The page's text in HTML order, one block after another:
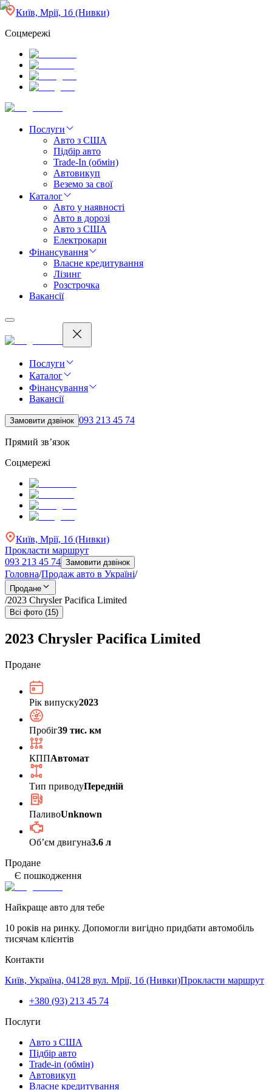
Київ, Мрії, 1б (Нивки)
Соцмережі
Послуги
Авто з США
Підбір авто
Trade-In (обмін)
Автовикуп
Веземо за свої
Каталог
Авто у наявності
Авто в дорозі
Авто з США
Електрокари
Фінансування
Власне кредитування
Лізинг
Розстрочка
Вакансії
Послуги
Каталог
Фінансування
Вакансії
Замовити дзвінок 093 213 45 74
Прямий зв’язок
Соцмережі
Київ, Мрії, 1б (Нивки)
Прокласти маршрут
093 213 45 74 Замовити дзвінок
Головна/Продаж авто в Україні/
Продане
/2023 Chrysler Pacifica Limited
Всі фото (15)
2023 Chrysler Pacifica Limited
Продане
Рік випуску2023
Пробіг39 тис. км
КППАвтомат
Тип приводуПередній
ПаливоUnknown
Обʼєм двигуна3.6 л
Продане
Є пошкодження
Найкраще авто для тебе
10 років на ринку. Допомогли вигідно придбати автомобіль
тисячам клієнтів
Контакти
Київ, Україна, 04128 вул. Мрії, 1б (Нивки)Прокласти маршрут
+380 (93) 213 45 74
Послуги
Авто з США
Підбір авто
Trade-in (обмін)
Автовикуп
Власне кредитування